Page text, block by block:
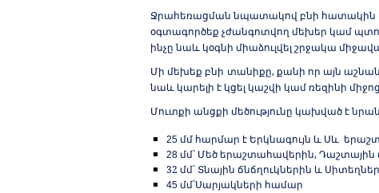
Ջրահեռացման նպատակով բնի հատակին
օգտագործեք չժանգոտվող մեխեր կամ
ինչը նաև կօգնի միաձուլվել շրջակա
Մի մեխեք բնի տանիքը, քանի որ այն
նաև կարելի է կցել կաշվի կամ ռեզինի
Մուտքի անցքի մեծությունը կախված է
25 մմ հարմար է Երկնագույն և Սև
28 մմ` Մեծ երաշտահավերին,
32 մմ` Տնային ճնճղուկներին և
45 մմ`Սարյակների համար